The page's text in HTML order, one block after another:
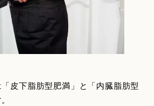
皮下脂肪型肥満」と「内臓脂肪型